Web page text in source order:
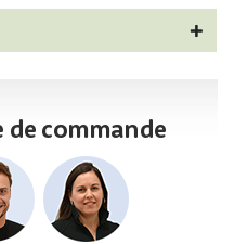
de commande